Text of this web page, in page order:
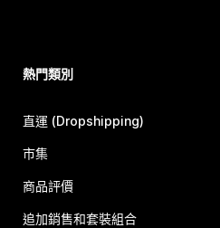
熱門類別
直運 (Dropshipping)
市集
商品評價
追加銷售和套裝組合